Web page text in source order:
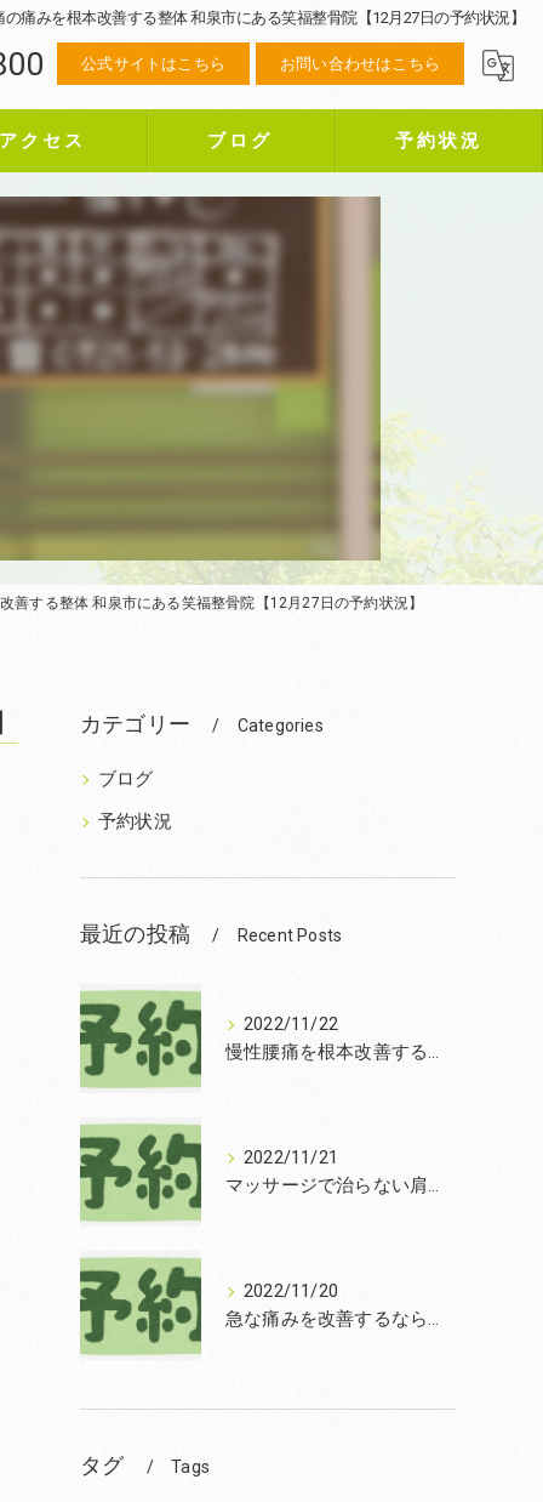
痛みを根本改善する整体 和泉市にある笑福整骨院【12月27日の予約状況】
公式サイトはこちら お問い合わせはこちら
クセス ブログ 予約状況
善する整体 和泉市にある笑福整骨院【12月27日の予約状況】
カテゴリー Categories
ブログ
予約状況
最近の投稿 Recent Posts
2022/11/22
慢性腰痛を根本改善するなら和泉市の笑福整骨院【2022年11月22日の予約状況】
2022/11/21
マッサージで治らない肩こりを改善する無痛整体和泉市笑福整骨院【2022年11月21日の予約状況】
2022/11/20
急な痛みを改善するなら和泉市の土日診療の笑福整骨院【2022年11月20日の予約状況】
タグ Tags